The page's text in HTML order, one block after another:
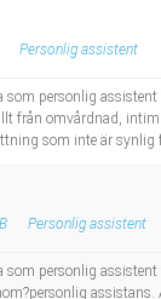
Personlig assistent
som personlig
från omvårdnad,
som inte är
Personlig assistent
som personlig